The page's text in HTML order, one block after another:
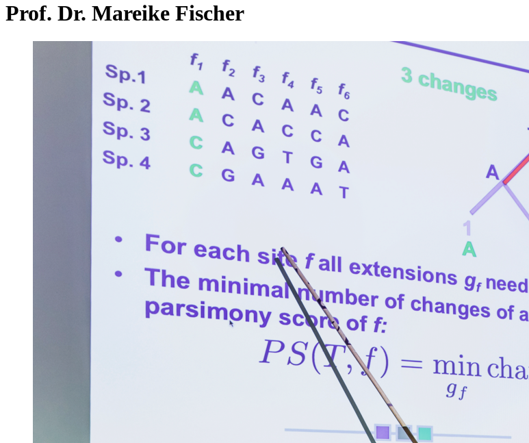
Prof. Dr. Mareike Fischer